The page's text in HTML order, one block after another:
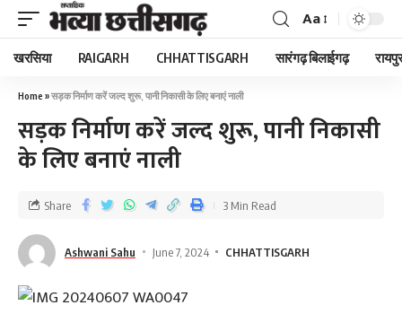
Aa
खरसिया RAIGARH CHHATTISGARH सारंगढ़ बिलाईगढ़
Home »सड़क निर्माण करें जल्द शुरू, पानी निकासी के लिए बनाएं नाली
सड़क निर्माण करें जल्द शुरू, पानी निकासी
के लिए बनाएं नाली
Ashwani Sahu June 7, 2024 CHHATTISGARH
Share 3 Min Read